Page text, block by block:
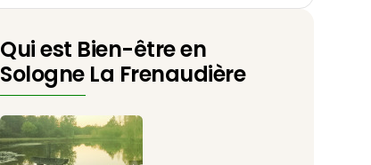
Qui est Bien-être en
Sologne La Frenaudière